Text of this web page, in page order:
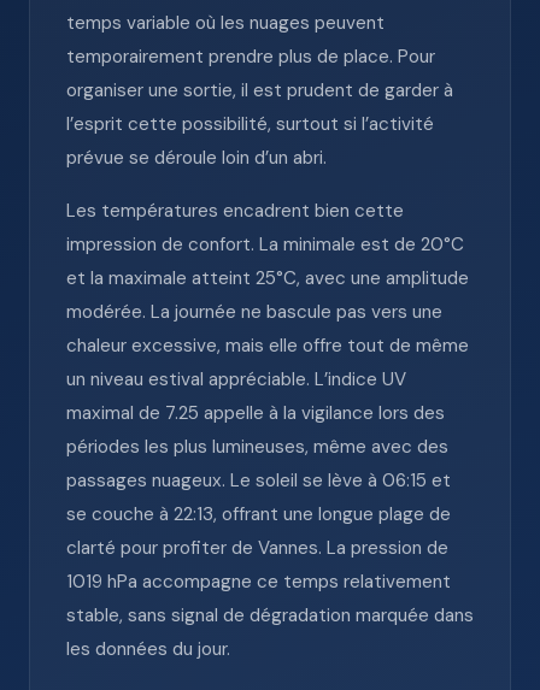
temps variable où les nuages peuvent
temporairement prendre plus de place. Pour
organiser une sortie, il est prudent de garder à
l’esprit cette possibilité, surtout si l’activité
prévue se déroule loin d’un abri.
Les températures encadrent bien cette
impression de confort. La minimale est de 20°C
et la maximale atteint 25°C, avec une amplitude
modérée. La journée ne bascule pas vers une
chaleur excessive, mais elle offre tout de même
un niveau estival appréciable. L’indice UV
maximal de 7.25 appelle à la vigilance lors des
périodes les plus lumineuses, même avec des
passages nuageux. Le soleil se lève à 06:15 et
se couche à 22:13, offrant une longue plage de
clarté pour profiter de Vannes. La pression de
1019 hPa accompagne ce temps relativement
stable, sans signal de dégradation marquée dans
les données du jour.